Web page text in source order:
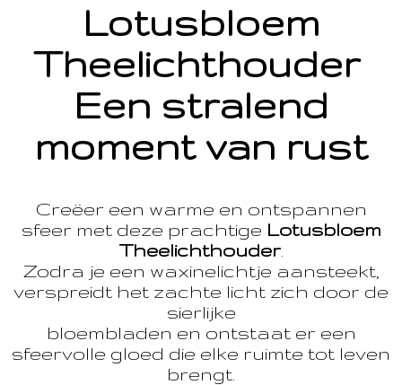
Lotusbloem
Theelichthouder
Een stralend
moment van rust
Creëer een warme en ontspannen
sfeer met deze prachtige Lotusbloem
Theelichthouder.
Zodra je een waxinelichtje aansteekt,
verspreidt het zachte licht zich door de
sierlijke
bloembladen en ontstaat er een
sfeervolle gloed die elke ruimte tot leven
brengt.